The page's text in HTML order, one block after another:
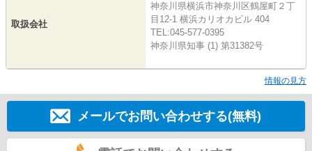
取扱会社
神奈川県横浜市神奈川区鶴屋町２丁
目12-1 横浜カリオカビル 404
TEL:045-577-0395
神奈川県知事 (1) 第31382号
情報の見方
メールでお問い合わせする(無料)